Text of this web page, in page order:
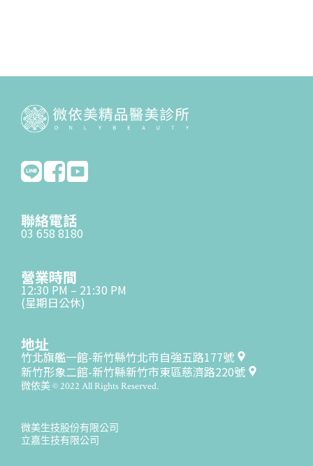
聯絡電話
03 658 8180
營業時間
12:30 PM – 21:30 PM
(星期日公休)
地址
竹北旗艦一館-新竹縣竹北市自強五路177號
新竹形象二館-新竹縣新竹市東區慈濟路220號
微依美 © 2022 All Rights Reserved.
微美生技股份有限公司
立嘉生技有限公司